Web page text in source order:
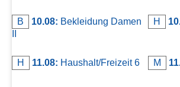
Auktionen
B 10.08: Bekleidung Damen
H
H 11.08: Haushalt/Freizeit 6 M